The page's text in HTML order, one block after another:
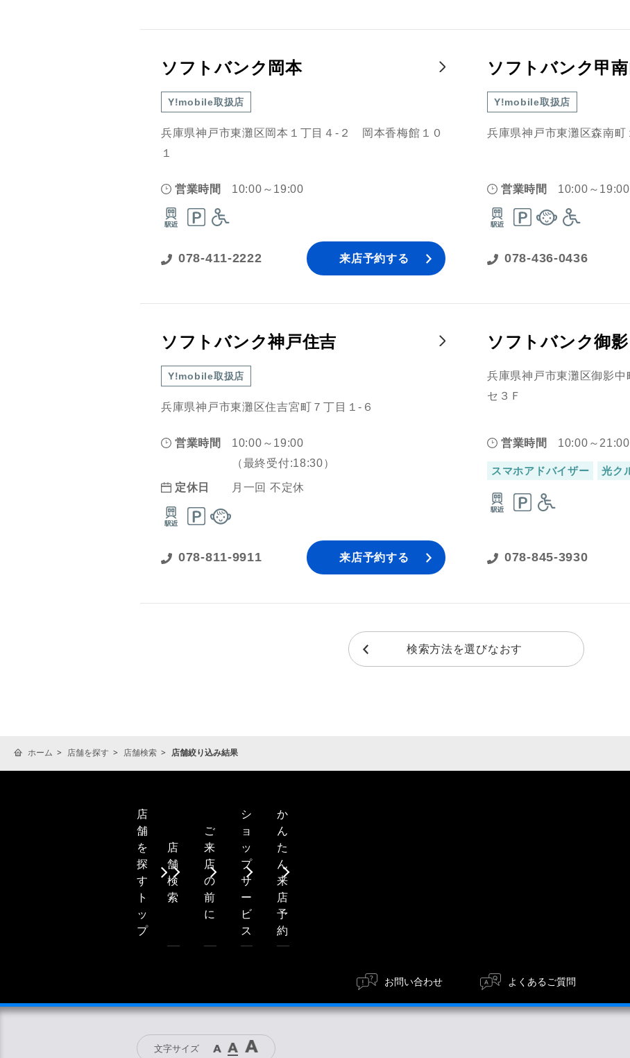
ソフトバンク岡本
Y!mobile取扱店
兵庫県神戸市東灘区岡本１丁目４‐２ 岡本香梅館１０
１
営業時間 10:00～19:00
078-411-2222 来店予約する
ソフトバンク甲
Y!mobile取扱店
兵庫県神戸市東灘区森南町
営業時間 10:00～19:00
078-436-0436
ソフトバンク神戸住吉
Y!mobile取扱店
兵庫県神戸市東灘区住吉宮町７丁目１‐６
営業時間
10:00～19:00
（最終受付:18:30）
定休日 月一回 不定休
078-811-9911 来店予約する
ソフトバンク御
兵庫県神戸市東灘区御影
セ３Ｆ
営業時間 10:00～21:00
スマホアドバイザー 光ク
078-845-3930
検索方法を選びなおす
ホーム 店舗を探す 店舗検索 店舗絞り込み結果
店
舗
を
探
す
ト
ッ
プ
店
舗
検
索
ご
来
店
の
前
に
シ
ョ
ッ
プ
サ
ー
ビ
ス
か
ん
た
ん
来
店
予
約
お問い合わせ よくあるご質問
文字サイズ